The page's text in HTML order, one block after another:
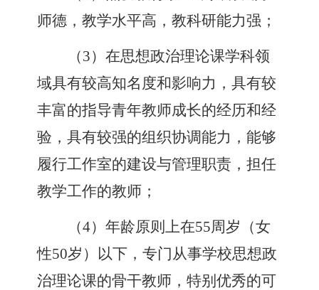
师德，教学水平高，教科研能力强 ；
（3） 在思想政治理论课学科领
域具有较高知名度和影响力，具有较
丰富的指导青年教师成长的经历和经
验，具有较强的组织协调能力，能够
履行工作室的建设与管理职责，担任
教学工作的教师；
（4） 年龄原则上在55周岁 （女
性50岁 ）
以下，专门从事学校思想政
治理论课的骨干教师，特别优秀的可